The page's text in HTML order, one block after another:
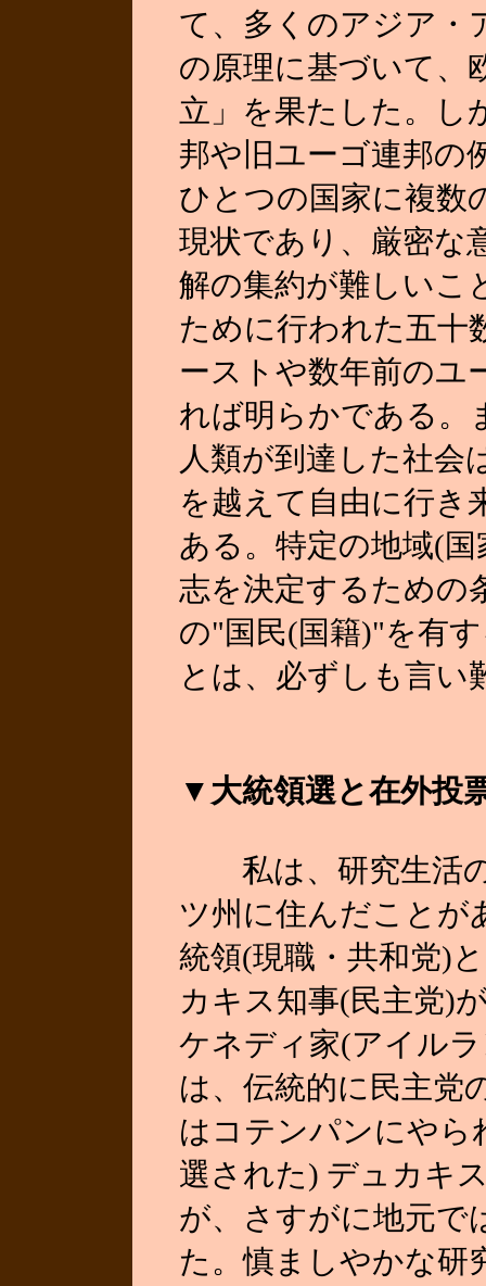
て、多くのアジア・
の原理に基づいて、
立」を果たした。し
邦や旧ユーゴ連邦の
ひとつの国家に複数
現状であり、厳密な
解の集約が難しいこ
ために行われた五十
ーストや数年前のユ
れば明らかである。
人類が到達した社会
を越えて自由に行き
ある。特定の地域(
志を決定するための
の"国民(国籍)"を有
とは、必ずしも言い
▼大統領選と在外投
私は、研究生活の
ツ州に住んだことが
統領(現職・共和党)
カキス知事(民主党)
ケネディ家(アイル
は、伝統的に民主党
はコテンパンにやら
選された) デュカキ
が、さすがに地元で
た。慎ましやかな研